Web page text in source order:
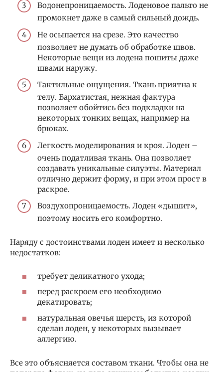
Водонепроницаемость. Лоденовое пальто не
промокнет даже в самый сильный дождь.
Не осыпается на срезе. Это качество
позволяет не думать об обработке швов.
Некоторые вещи из лодена пошиты даже
швами наружу.
Тактильные ощущения. Ткань приятна к
телу. Бархатистая, нежная фактура
позволяет обойтись без подкладки на
некоторых тонких вещах, например на
брюках.
Легкость моделирования и кроя. Лоден –
очень податливая ткань. Она позволяет
создавать уникальные силуэты. Материал
отлично держит форму, и при этом прост в
раскрое.
Воздухопроницаемость. Лоден «дышит»,
поэтому носить его комфортно.
Наряду с достоинствами лоден имеет и несколько
недостатков:
требует деликатного ухода;
перед раскроем его необходимо
декатировать;
натуральная овечья шерсть, из которой
сделан лоден, у некоторых вызывает
аллергию.
Все это объясняется составом ткани. Чтобы она не